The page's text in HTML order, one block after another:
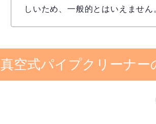
しいため、一般的とはいえません
真空式パイプクリーナー